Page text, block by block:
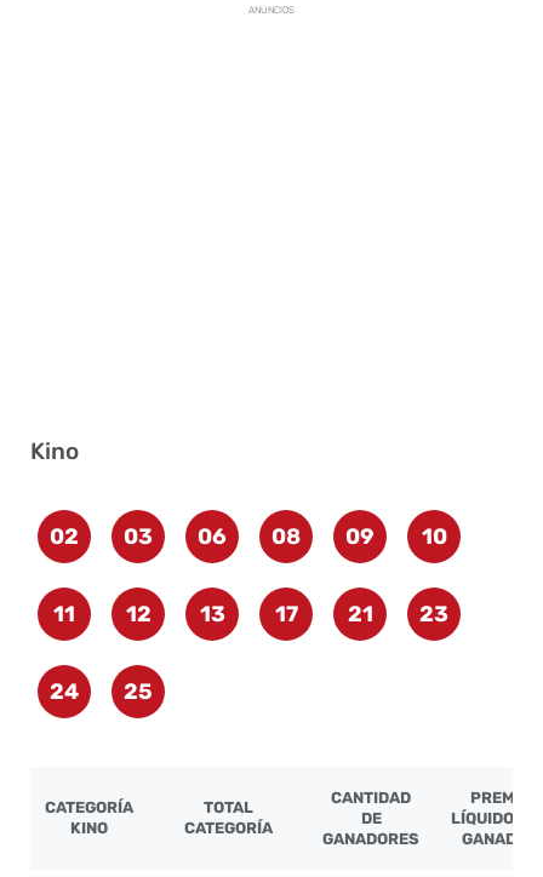
ANUNCIOS
Kino
02 03 06 08 09 10
11 12 13 17 21 23
24 25
CATEGORÍA
KINO
TOTAL
CATEGORÍA
CANTIDAD
DE
GANADORES
PREMIO
LÍQUIDO
GANADOR